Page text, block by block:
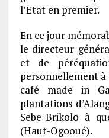
l’Etat en premier.
En ce jour
le directeur
et de
personnellement
café made in
plantations
Sebe-Brikolo à
(Haut-Ogooué).